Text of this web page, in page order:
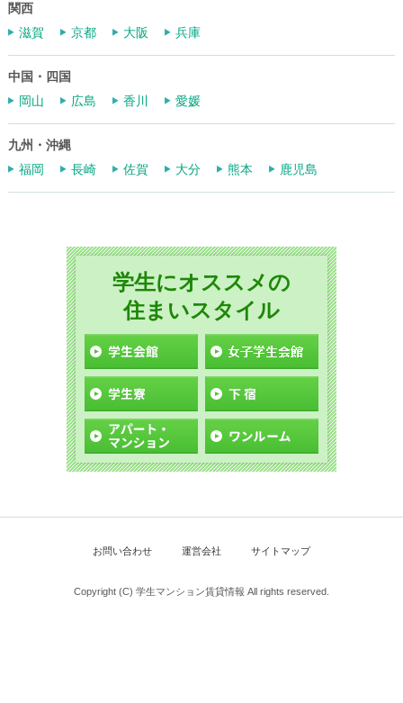
関西
滋賀
京都 大阪 兵庫
中国・四国
岡山
広島 香川 愛媛
九州・沖縄
福岡
長崎 佐賀 大分 熊本 鹿児島
学生にオススメの
住まいスタイル
お問い合わせ 運営会社 サイトマップ
Copyright (C) 学生マンション賃貸情報 All rights reserved.